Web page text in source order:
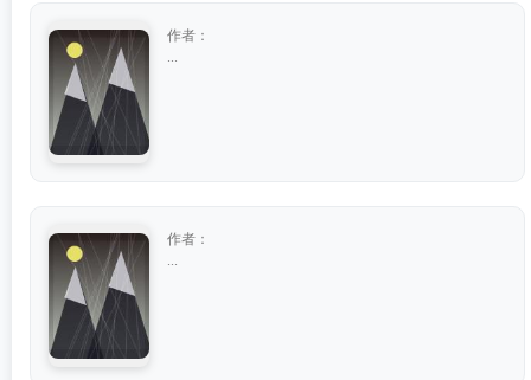
作者：
作者：